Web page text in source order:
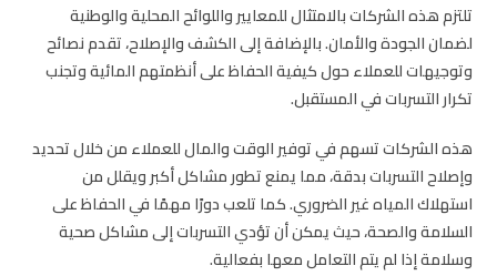
تلتزم هذه الشركات بالامتثال للمعايير واللوائح المحلية والوطنية
لضمان الجودة والأمان. بالإضافة إلى الكشف والإصلاح، تقدم نصائح
وتوجيهات للعملاء حول كيفية الحفاظ على أنظمتهم المائية وتجنب
تكرار التسربات في المستقبل.
هذه الشركات تسهم في توفير الوقت والمال للعملاء من خلال تحديد
وإصلاح التسربات بدقة، مما يمنع تطور مشاكل أكبر ويقلل من
استهلاك المياه غير الضروري. كما تلعب دورًا مهمًا في الحفاظ على
السلامة والصحة، حيث يمكن أن تؤدي التسربات إلى مشاكل صحية
وسلامة إذا لم يتم التعامل معها بفعالية.